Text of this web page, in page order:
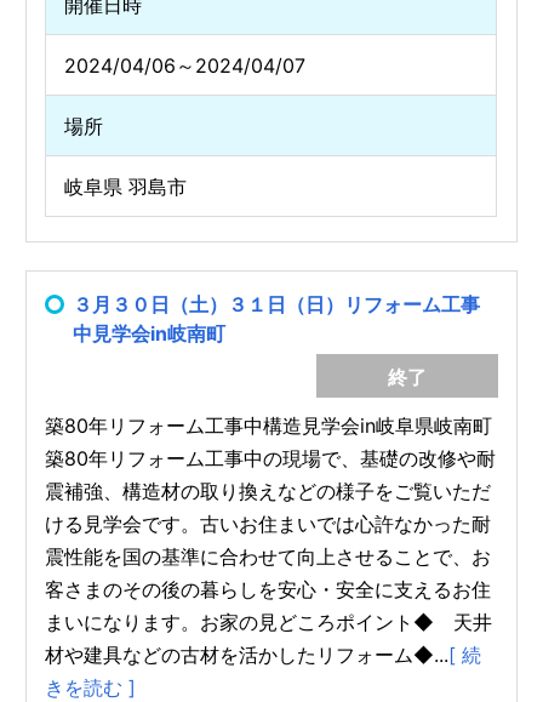
開催日時
2024/04/06～2024/04/07
場所
岐阜県 羽島市
３月３０日（土）３１日（日）リフォーム工事
中見学会in岐南町
終了
築80年リフォーム工事中構造見学会in岐阜県岐南町
築80年リフォーム工事中の現場で、基礎の改修や耐
震補強、構造材の取り換えなどの様子をご覧いただ
ける見学会です。古いお住まいでは心許なかった耐
震性能を国の基準に合わせて向上させることで、お
客さまのその後の暮らしを安心・安全に支えるお住
まいになります。お家の見どころポイント◆ 天井
材や建具などの古材を活かしたリフォーム◆...[ 続
きを読む ]